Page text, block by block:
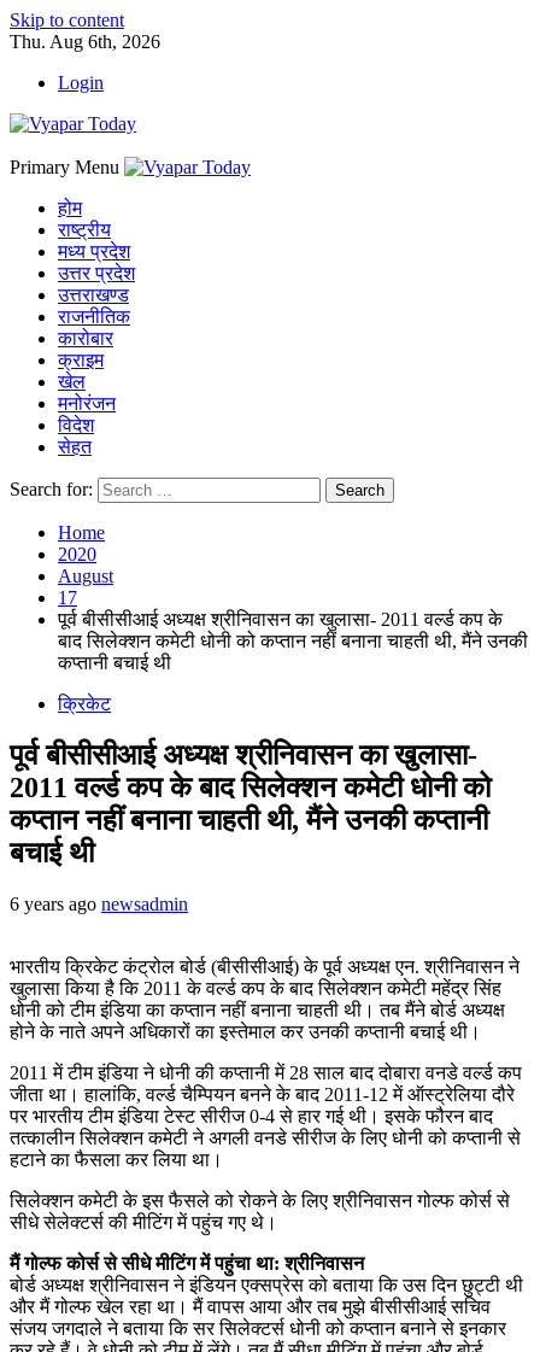
Skip to content
Thu. Aug 6th, 2026
Login
Primary Menu
होम
राष्ट्रीय
मध्य प्रदेश
उत्तर प्रदेश
उत्तराखण्ड
राजनीतिक
कारोबार
क्राइम
खेल
मनोरंजन
विदेश
सेहत
Search for:
Home
2020
August
17
पूर्व बीसीसीआई अध्यक्ष श्रीनिवासन का खुलासा- 2011 वर्ल्ड कप के
बाद सिलेक्शन कमेटी धोनी को कप्तान नहीं बनाना चाहती थी, मैंने उनकी
कप्तानी बचाई थी
क्रिकेट
पूर्व बीसीसीआई अध्यक्ष श्रीनिवासन का खुलासा-
2011 वर्ल्ड कप के बाद सिलेक्शन कमेटी धोनी को
कप्तान नहीं बनाना चाहती थी, मैंने उनकी कप्तानी
बचाई थी
6 years ago newsadmin
भारतीय क्रिकेट कंट्रोल बोर्ड (बीसीसीआई) के पूर्व अध्यक्ष एन. श्रीनिवासन ने
खुलासा किया है कि 2011 के वर्ल्ड कप के बाद सिलेक्शन कमेटी महेंद्र सिंह
धोनी को टीम इंडिया का कप्तान नहीं बनाना चाहती थी। तब मैंने बोर्ड अध्यक्ष
होने के नाते अपने अधिकारों का इस्तेमाल कर उनकी कप्तानी बचाई थी।
2011 में टीम इंडिया ने धोनी की कप्तानी में 28 साल बाद दोबारा वनडे वर्ल्ड कप
जीता था। हालांकि, वर्ल्ड चैम्पियन बनने के बाद 2011-12 में ऑस्ट्रेलिया दौरे
पर भारतीय टीम इंडिया टेस्ट सीरीज 0-4 से हार गई थी। इसके फौरन बाद
तत्कालीन सिलेक्शन कमेटी ने अगली वनडे सीरीज के लिए धोनी को कप्तानी से
हटाने का फैसला कर लिया था।
सिलेक्शन कमेटी के इस फैसले को रोकने के लिए श्रीनिवासन गोल्फ कोर्स से
सीधे सेलेक्टर्स की मीटिंग में पहुंच गए थे।
मैं गोल्फ कोर्स से सीधे मीटिंग में पहुंचा था: श्रीनिवासन
बोर्ड अध्यक्ष श्रीनिवासन ने इंडियन एक्सप्रेस को बताया कि उस दिन छुट्टी थी
और मैं गोल्फ खेल रहा था। मैं वापस आया और तब मुझे बीसीसीआई सचिव
संजय जगदाले ने बताया कि सर सिलेक्टर्स धोनी को कप्तान बनाने से इनकार